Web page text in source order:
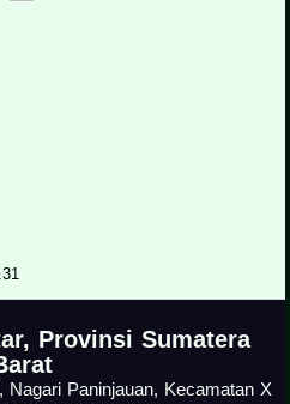
Provinsi Sumatera
Paninjauan, Kecamatan X